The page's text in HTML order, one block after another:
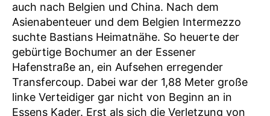
auch nach Belgien und China. Nach dem
Asienabenteuer und dem Belgien Intermezzo
suchte Bastians Heimatnähe. So heuerte der
gebürtige Bochumer an der Essener
Hafenstraße an, ein Aufsehen erregender
Transfercoup. Dabei war der 1,88 Meter große
linke Verteidiger gar nicht von Beginn an in
Essens Kader. Erst als sich die Verletzung von